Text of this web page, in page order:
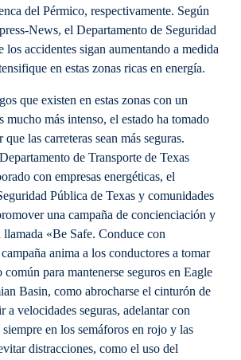
del Pérmico, respectivamente. Según
News, el Departamento de Seguridad
los accidentes sigan aumentando a medida
en estas zonas ricas en energía.
que existen en estas zonas con un
mucho más intenso, el estado ha tomado
que las carreteras sean más seguras.
de Transporte de Texas
con empresas energéticas, el
Pública de Texas y comunidades
una campaña de concienciación y
«Be Safe. Conduce con
anima a los conductores a tomar
común para mantenerse seguros en Eagle
Basin, como abrocharse el cinturón de
a velocidades seguras, adelantar con
en los semáforos en rojo y las
distracciones, como el uso del